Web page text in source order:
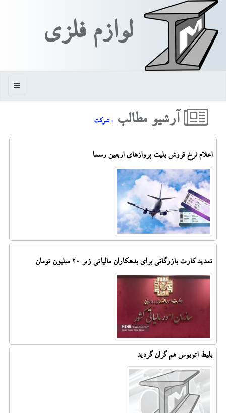
لوازم فلزی
منو
آرشیو مطالب : شركت
اعلام نرخ فروش بلیت پروازهای اربعین رسما
تمدید کارت بازرگانی برای بدهکاران مالیاتی زیر ۲۰ میلیون تومان
بلیط اتوبوس هم گران گردید